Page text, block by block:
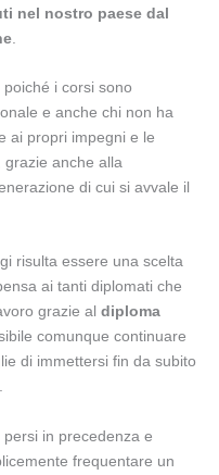
nel nostro paese dal
i corsi sono
e anche chi non ha
ai propri impegni e le
anche alla
di cui si avvale il
risulta essere una scelta
ai tanti diplomati che
grazie al diploma
comunque continuare
di immettersi fin da subito
in precedenza e
frequentare un